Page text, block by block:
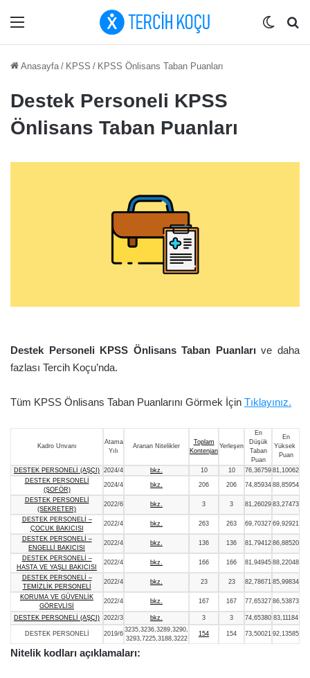
Menü Dış
Anasayfa / KPSS / KPSS Önlisans Taban Puanları
Destek Personeli KPSS
Önlisans Taban Puanları
Destek Personeli KPSS Önlisans Taban Puanlarıve daha
fazlası Tercih Koçu’nda.
Tüm KPSS Önlisans Taban Puanlarını Görmek İçin Tıklayınız.
Kadro Unvanı
Atama
Yılı
Aranan Nitelikler
Toplam
Kontenjan
Yerleşen
En
Düşük
Taban
Puan
En
Yüksek
Puan
DESTEK PERSONELİ (AŞÇI) 2024/4 bkz. 10 10 76,36759 81,10062
DESTEK PERSONELİ
(ŞOFÖR)
2024/4 bkz. 206 206 74,85934 88,85954
DESTEK PERSONELİ
(SEKRETER)
2022/6 bkz. 3 3 81,26029 83,27473
DESTEK PERSONELİ –
ÇOCUK BAKICISI
2022/4 bkz. 263 263 69,70327 69,92921
DESTEK PERSONELİ –
ENGELLİ BAKICISI
2022/4 bkz. 136 136 81,79412 86,88520
DESTEK PERSONELİ –
HASTA VE YAŞLI BAKICISI
2022/4 bkz. 166 166 81,94945 88,22048
DESTEK PERSONELİ –
TEMİZLİK PERSONELİ
2022/4 bkz. 23 23 82,78671 85,99834
KORUMA VE GÜVENLİK
GÖREVLİSİ
2022/4 bkz. 167 167 77,65327 86,53873
DESTEK PERSONELİ (AŞÇI) 2022/3 bkz. 3 3 74,65380 83,11184
DESTEK PERSONELİ 2019/6
3235,3236,3289,3290,
3293,7225,3188,3222
154 154 73,50021 92,13585
Nitelik kodları açıklamaları: